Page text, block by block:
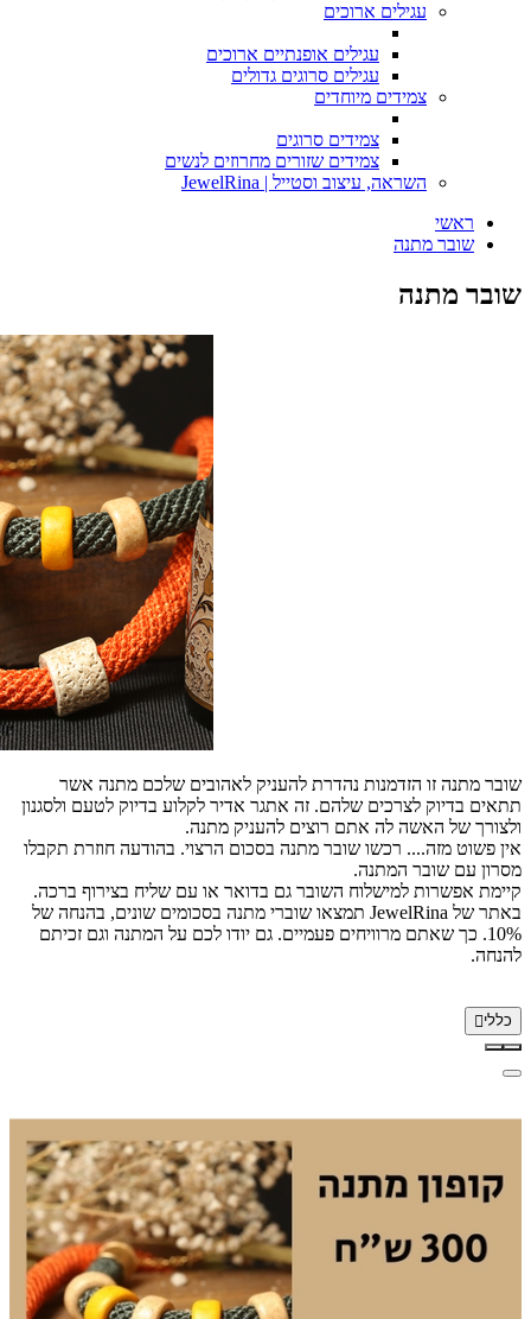
עגילים ארוכים
עגילים אופנתיים ארוכים
עגילים סרוגים גדולים
צמידים מיוחדים
צמידים סרוגים
צמידים שזורים מחרוזים לנשים
השראה, עיצוב וסטייל | JewelRina
ראשי
שובר מתנה
שובר מתנה
שובר מתנה זו הזדמנות נהדרת להעניק לאהובים שלכם מתנה אשר
תתאים בדיוק לצרכים שלהם. זה אתגר אדיר לקלוע בדיוק לטעם ולסגנון
ולצורך של האשה לה אתם רוצים להעניק מתנה.
אין פשוט מזה.... רכשו שובר מתנה בסכום הרצוי. בהודעה חוזרת תקבלו
מסרון עם שובר המתנה.
קיימת אפשרות למישלוח השובר גם בדואר או עם שליח בצירוף ברכה.
באתר של JewelRina תמצאו שוברי מתנה בסכומים שונים, בהנחה של
10%. כך שאתם מרוויחים פעמיים. גם יודו לכם על המתנה וגם זכיתם
להנחה.
כללי